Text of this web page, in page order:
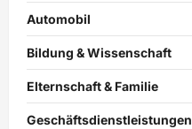
Automobil
Bildung & Wissenschaft
Elternschaft & Familie
Geschäftsdienstleistungen